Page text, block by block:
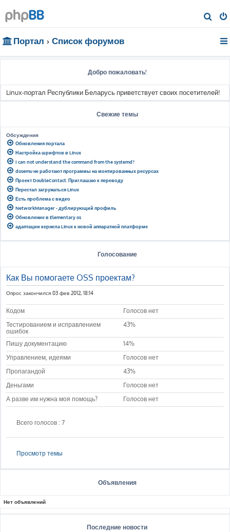
о
Портал Список форумов
Добро пожаловать!
Linux-портал Республики Беларусь приветствует своих посетителей!
Свежие темы
Обсуждения
Обновления портала
Настройка шрифтов в Linux
I can not understand the command from the systemd?
dosemu не работают программы на монтированных ресурсах
Проект DoubleContact. Приглашаю к переводу
Перестал загружаться Linux
Есть проблема с видео
NetworkManager - дублирующий профиль
Обновление в Elementary os
адаптации кернела Linux к новой аппаратной платформе
Голосование
Как Вы помогаете OSS проектам?
Опрос закончился 03 фев 2012, 18:14
Кодом
Голосов нет
Тестированием и исправлением
ошибок
43%
Пишу документацию
14%
Управлением, идеями
Голосов нет
Пропагандой
43%
Деньгами
Голосов нет
А разве им нужна моя помощь?
Голосов нет
Всего голосов : 7
Просмотр темы
Объявления
Нет объявлений
Последние новости